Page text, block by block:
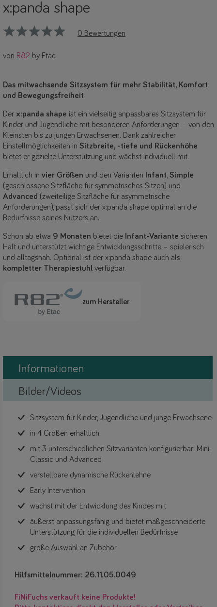
x:panda shape
0 Bewertungen
von R82 by Etac
Das mitwachsende Sitzsystem für mehr Stabilität, Komfort
und Bewegungsfreiheit
Der x:panda shape ist ein vielseitig anpassbares Sitzsystem für
Kinder und Jugendliche mit besonderen Anforderungen – von den
Kleinsten bis zu jungen Erwachsenen. Dank zahlreicher
Einstellmöglichkeiten in Sitzbreite, -tiefe und Rückenhöhe
bietet er gezielte Unterstützung und wächst individuell mit.
Erhältlich in vier Größen und den Varianten Infant, Simple
(geschlossene Sitzfläche für symmetrisches Sitzen) und
Advanced (zweiteilige Sitzfläche für asymmetrische
Anforderungen), passt sich der x:panda shape optimal an die
Bedürfnisse seines Nutzers an.
Schon ab etwa 9 Monaten bietet die Infant-Variante sicheren
Halt und unterstützt wichtige Entwicklungsschritte – spielerisch
und alltagsnah. Optional ist der x:panda shape auch als
kompletter Therapiestuhl verfügbar.
zum Hersteller
Informationen
Bilder/Videos
Sitzsystem für Kinder, Jugendliche und junge Erwachsene
in 4 Größen erhältlich
mit 3 unterschiedlichen Sitzvarianten konfigurierbar: Mini,
Classic und Advanced
verstellbare dynamische Rückenlehne
Early Intervention
wächst mit der Entwicklung des Kindes mit
äußerst anpassungsfähig und bietet maßgeschneiderte
Unterstützung für die individuellen Bedürfnisse
große Auswahl an Zubehör
Hilfsmittelnummer: 26.11.05.0049
FiNiFuchs verkauft keine Produkte!